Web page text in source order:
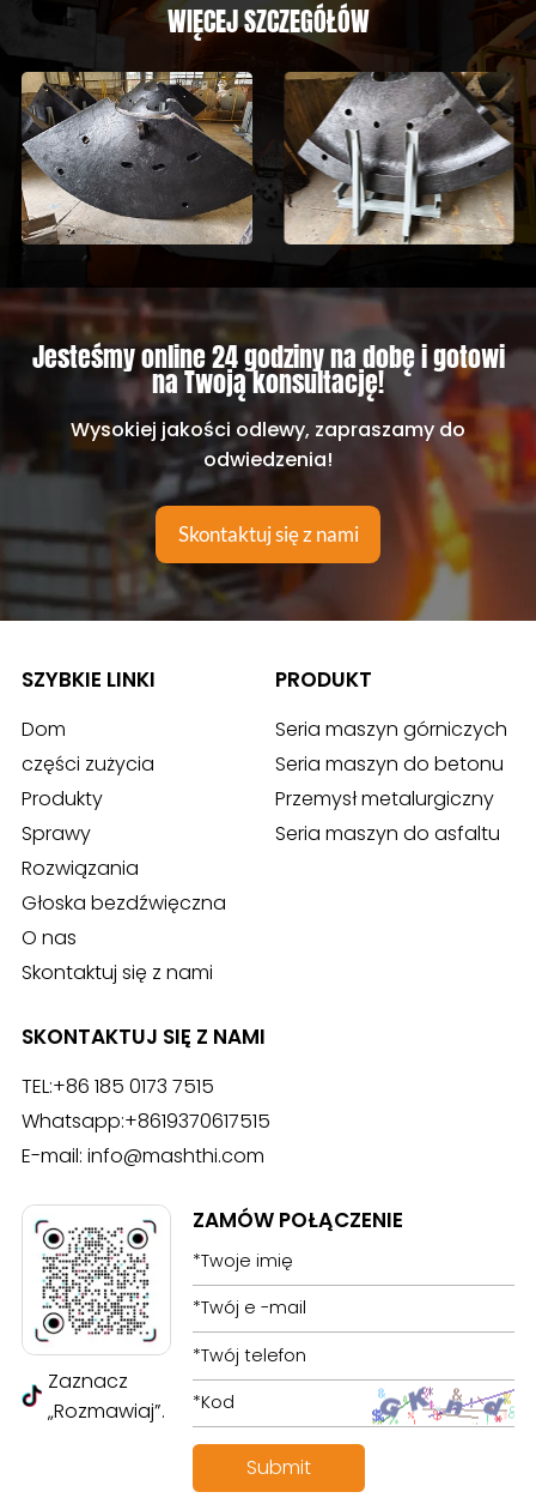
WIĘCEJ SZCZEGÓŁÓW
Jesteśmy online 24 godziny na dobę i gotowi
na Twoją konsultację!
Wysokiej jakości odlewy, zapraszamy do
odwiedzenia!
Skontaktuj się z nami
SZYBKIE LINKI
Dom
części zużycia
Produkty
Sprawy
Rozwiązania
Głoska bezdźwięczna
O nas
Skontaktuj się z nami
PRODUKT
Seria maszyn górniczych
Seria maszyn do betonu
Przemysł metalurgiczny
Seria maszyn do asfaltu
SKONTAKTUJ SIĘ Z NAMI
TEL:+86 185 0173 7515
Whatsapp:+8619370617515
E-mail: info@mashthi.com
Zaznacz
„Rozmawiaj”.
ZAMÓW POŁĄCZENIE